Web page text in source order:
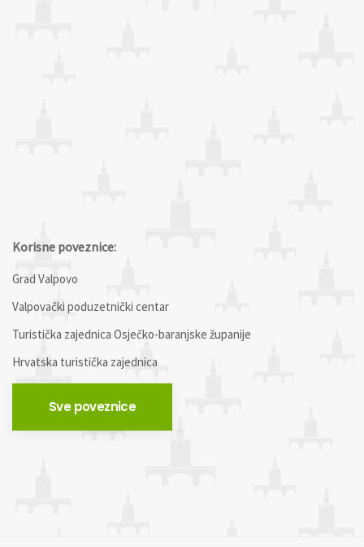
Korisne poveznice:
Grad Valpovo
Valpovački poduzetnički centar
Turistička zajednica Osječko-baranjske županije
Hrvatska turistička zajednica
Sve poveznice